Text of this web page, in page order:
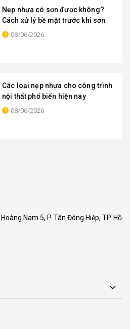
Nẹp nhựa có sơn được không?
Cách xử lý bề mặt trước khi sơn
08/06/2026
Các loại nẹp nhựa cho công trình
nội thất phổ biến hiện nay
08/06/2026
Nam 5, P. Tân Đông Hiệp, TP. Hồ